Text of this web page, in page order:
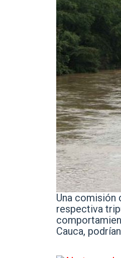
Una comisión
respectiva
Cauca,